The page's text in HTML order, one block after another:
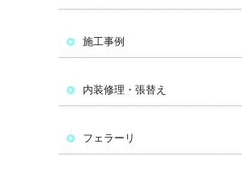
施工事例
内装修理・張替え
フェラーリ